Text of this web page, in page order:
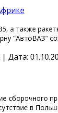
а также
"АвтоВАЗ"
| Дата:
сборочного
в